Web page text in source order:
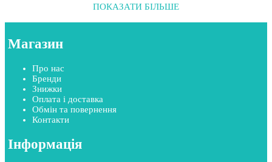
ПОКАЗАТИ БІЛЬШЕ
Магазин
Про нас
Бренди
Знижки
Оплата і доставка
Обмін та повернення
Контакти
Інформація